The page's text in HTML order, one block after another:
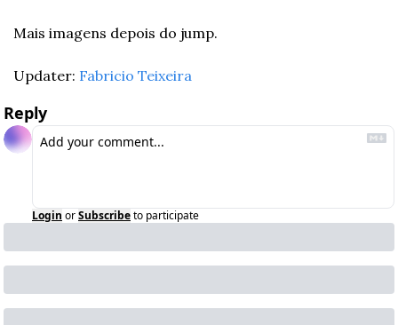
Mais imagens depois do jump.
Updater: Fabricio Teixeira
Reply
Login orSubscribeto participate